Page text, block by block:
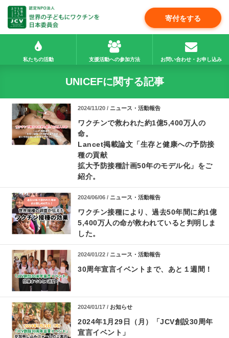
寄付をする
私たちの活動 支援活動への参加方法 お問い合わせ・お申し込み
UNICEFに関する記事
2024/11/20 / ニュース・活動報告
ワクチンで救われた約1億5,400万人の
命。
Lancet掲載論文「生存と健康への予防接
種の貢献
拡大予防接種計画50年のモデル化」をご
紹介。
2024/06/06 / ニュース・活動報告
ワクチン接種により、過去50年間に約1億
5,400万人の命が救われていると判明しま
した。
2024/01/22 / ニュース・活動報告
30周年宣言イベントまで、あと１週間！
2024/01/17 / お知らせ
2024年1月29日（月）「JCV創設30周年
宣言イベント」